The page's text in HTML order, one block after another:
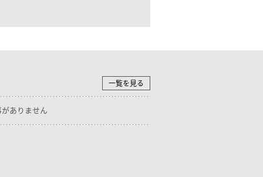
一覧を見る
ありません